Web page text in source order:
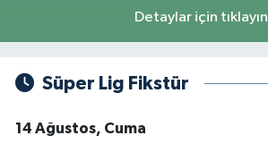
Detaylar için tıklayın
Süper Lig Fikstür
14 Ağustos, Cuma